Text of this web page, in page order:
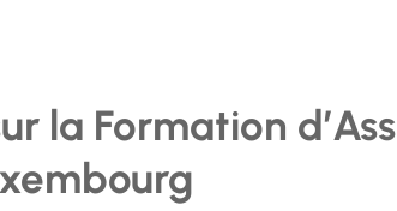
la Formation